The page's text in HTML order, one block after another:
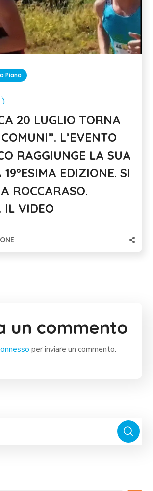
Piano
20 LUGLIO TORNA
L’EVENTO
RAGGIUNGE LA SUA
19°ESIMA EDIZIONE. SI
ROCCARASO.
IL VIDEO
un commento
per inviare un commento.